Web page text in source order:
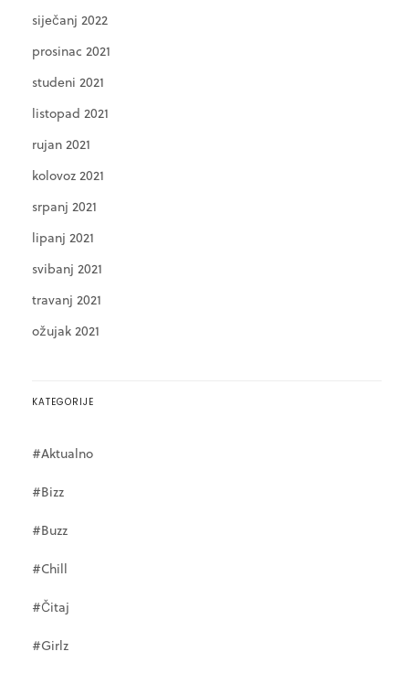
siječanj 2022
prosinac 2021
studeni 2021
listopad 2021
rujan 2021
kolovoz 2021
srpanj 2021
lipanj 2021
svibanj 2021
travanj 2021
ožujak 2021
KATEGORIJE
#Aktualno
#Bizz
#Buzz
#Chill
#Čitaj
#Girlz